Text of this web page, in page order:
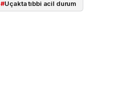
#Uçakta tıbbi acil durum